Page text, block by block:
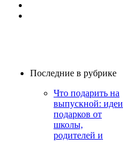
Последние в рубрике
Что подарить на
выпускной: идеи
подарков от
школы,
родителей и